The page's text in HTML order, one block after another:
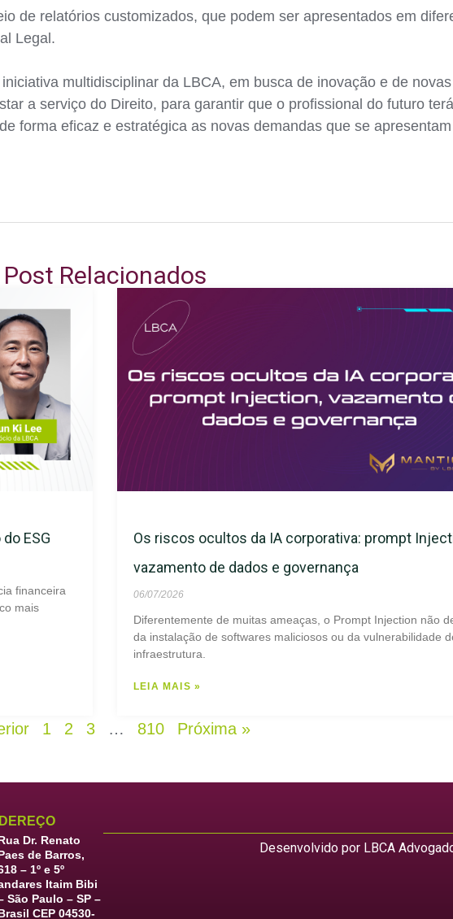
de relatórios customizados, que podem ser apresentados em
Legal.
multidisciplinar da LBCA, em busca de inovação e de
a serviço do Direito, para garantir que o profissional do futuro
forma eficaz e estratégica as novas demandas que se
Post Relacionados
ESG
financeira
mais
Os riscos ocultos da IA corporativa: prompt
vazamento de dados e governança
06/07/2026
Diferentemente de muitas ameaças, o Prompt Injection não
da instalação de softwares maliciosos ou da vulnerabilidade
infraestrutura.
LEIA MAIS »
1 2 3 … 810 Próxima »
Dr. Renato
de Barros,
– 1º e 5º
Itaim Bibi
São Paulo – SP –
CEP 04530-
Desenvolvido por LBCA